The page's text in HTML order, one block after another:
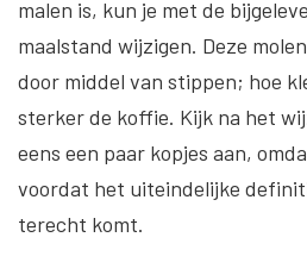
malen is, kun je met de
maalstand wijzigen. Deze
door middel van stippen; hoe
sterker de koffie. Kijk na het
eens een paar kopjes aan,
voordat het uiteindelijke
terecht komt.